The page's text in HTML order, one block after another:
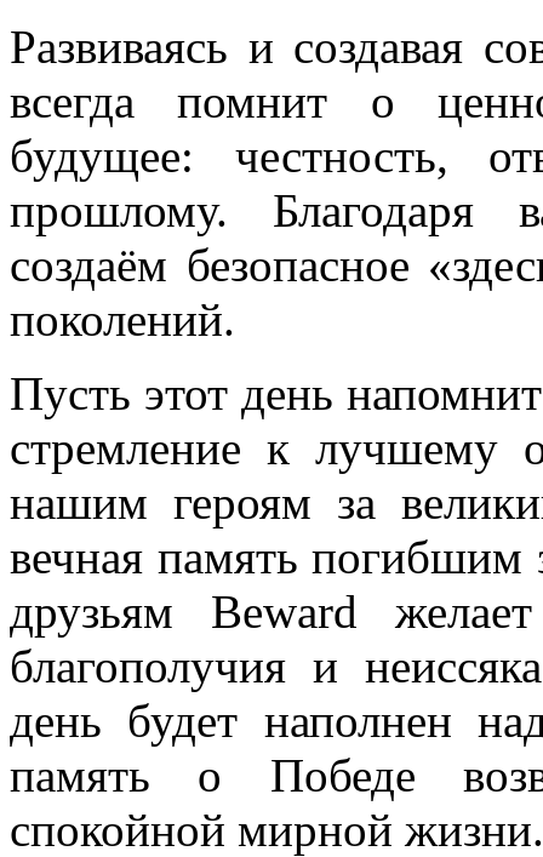
Развиваясь и создавая
всегда помнит о
будущее: честность,
прошлому.
создаём безопасное
поколений.
Пусть этот день
стремление к лучшему
нашим героям за
вечная память погибшим
друзьям Beward
благополучия и
день будет наполнен
память о Победе
спокойной мирной жизни.